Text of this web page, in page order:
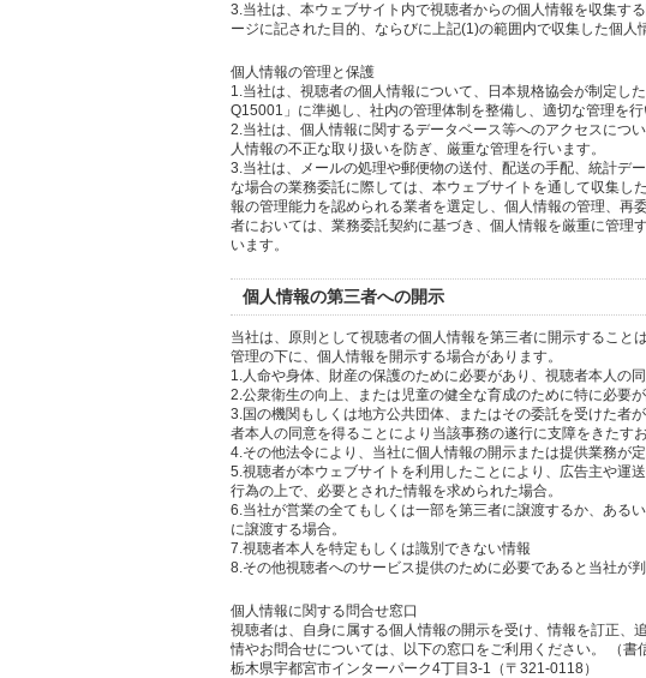
3.当社は、本ウェブサイト内で視聴者からの個人情報を収集す
ージに記された目的、ならびに上記(1)の範囲内で収集した個人
個人情報の管理と保護
1.当社は、視聴者の個人情報について、日本規格協会が制定
Q15001」に準拠し、社内の管理体制を整備し、適切な管理を行
2.当社は、個人情報に関するデータベース等へのアクセスにつ
人情報の不正な取り扱いを防ぎ、厳重な管理を行います。
3.当社は、メールの処理や郵便物の送付、配送の手配、統計デ
な場合の業務委託に際しては、本ウェブサイトを通して収集
報の管理能力を認められる業者を選定し、個人情報の管理、
者においては、業務委託契約に基づき、個人情報を厳重に管理
います。
個人情報の第三者への開示
当社は、原則として視聴者の個人情報を第三者に開示するこ
管理の下に、個人情報を開示する場合があります。
1.人命や身体、財産の保護のために必要があり、視聴者本人の
2.公衆衛生の向上、または児童の健全な育成のために特に必要
3.国の機関もしくは地方公共団体、またはその委託を受けた者
者本人の同意を得ることにより当該事務の遂行に支障をきたす
4.その他法令により、当社に個人情報の開示または提供業務が定
5.視聴者が本ウェブサイトを利用したことにより、広告主や運
行為の上で、必要とされた情報を求められた場合。
6.当社が営業の全てもしくは一部を第三者に譲渡するか、ある
に譲渡する場合。
7.視聴者本人を特定もしくは識別できない情報
8.その他視聴者へのサービス提供のために必要であると当社が判
個人情報に関する問合せ窓口
視聴者は、自身に属する個人情報の開示を受け、情報を訂正
情やお問合せについては、以下の窓口をご利用ください。 （書
栃木県宇都宮市インターパーク4丁目3-1（〒321-0118）